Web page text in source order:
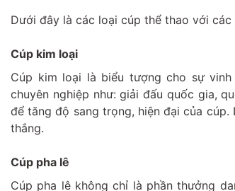
Dưới đây là các loại cúp thể thao với
Cúp kim loại
Cúp kim loại là biểu tượng cho sự
chuyên nghiệp như: giải đấu quốc gia,
để tăng độ sang trọng, hiện đại của
thắng.
Cúp pha lê
Cúp pha lê không chỉ là phần thưởng